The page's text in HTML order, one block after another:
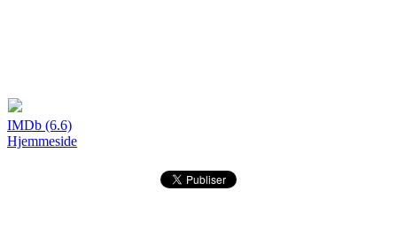
IMDb (6.6)
Hjemmeside